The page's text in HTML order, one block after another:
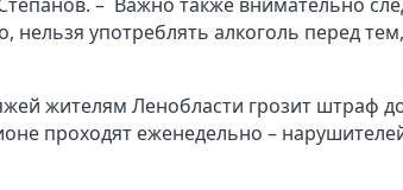
– Важно также внимательно
употреблять алкоголь перед
жителям Ленобласти грозит штраф
проходят еженедельно –